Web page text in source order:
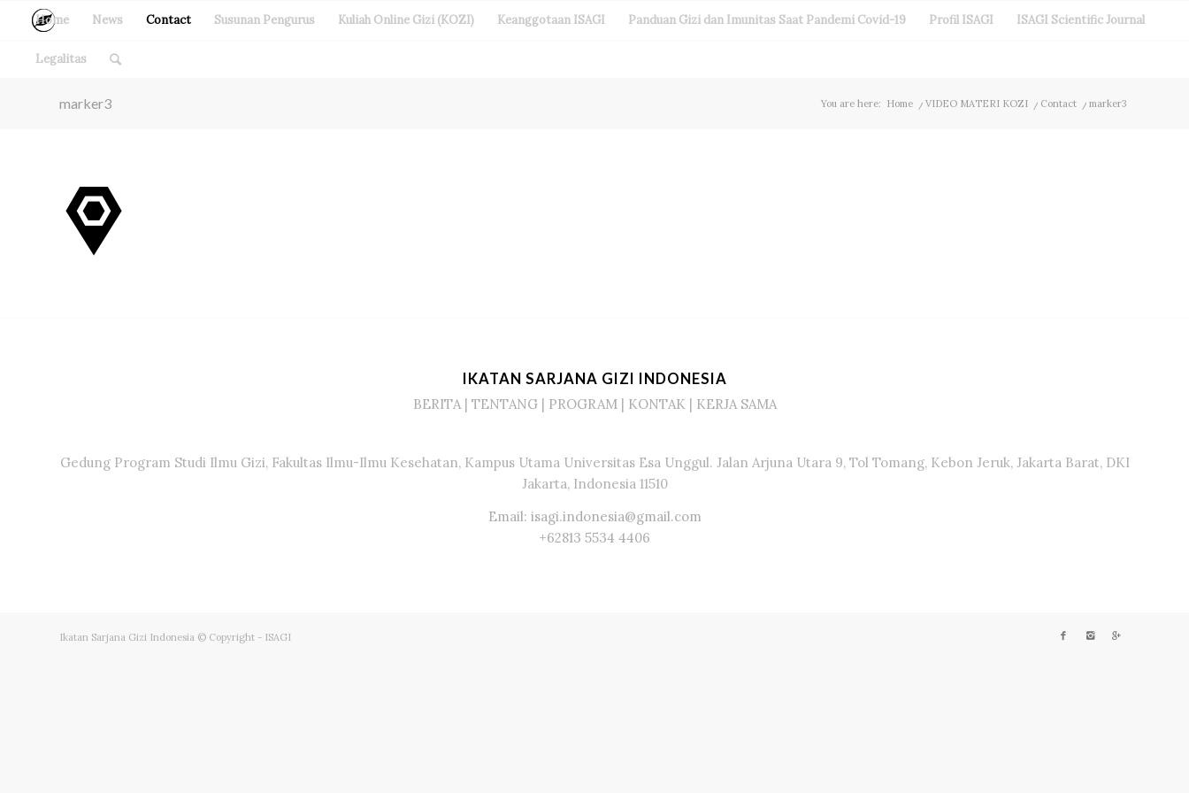
Home News Contact Susunan Pengurus Kuliah Online Gizi (KOZI) Keanggotaan ISAGI Panduan Gizi dan Imunitas Saat Pandemi Covid-19 Profil ISAGI ISAGI Scientific Journal
Legalitas
marker3 You are here: Home / VIDEO MATERI KOZI / Contact / marker3
IKATAN SARJANA GIZI INDONESIA
BERITA| TENTANG| PROGRAM | KONTAK | KERJA SAMA
Gedung Program Studi Ilmu Gizi, Fakultas Ilmu-Ilmu Kesehatan, Kampus Utama Universitas Esa Unggul. Jalan Arjuna Utara 9, Tol Tomang, Kebon Jeruk, Jakarta Barat, DKI
Jakarta, Indonesia 11510
Email: isagi.indonesia@gmail.com
+62813 5534 4406
Ikatan Sarjana Gizi Indonesia © Copyright - ISAGI